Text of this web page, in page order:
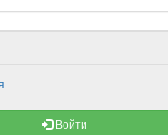
Войти